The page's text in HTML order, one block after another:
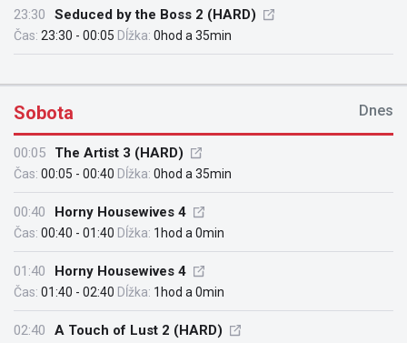
23:30 Seduced by the Boss 2 (HARD)
Čas: 23:30 - 00:05 Dĺžka: 0hod a 35min
Sobota Dnes
00:05 The Artist 3 (HARD)
Čas: 00:05 - 00:40 Dĺžka: 0hod a 35min
00:40 Horny Housewives 4
Čas: 00:40 - 01:40 Dĺžka: 1hod a 0min
01:40 Horny Housewives 4
Čas: 01:40 - 02:40 Dĺžka: 1hod a 0min
02:40 A Touch of Lust 2 (HARD)